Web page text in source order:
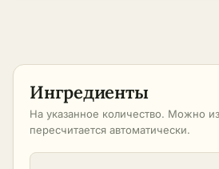
Ингредиенты
На указанное количество. Можно
пересчитается автоматически.